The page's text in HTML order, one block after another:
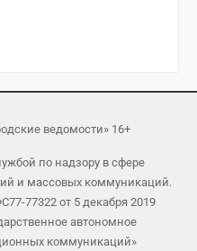
ведомости» 16+
по надзору в сфере
и массовых коммуникаций.
77322 от 5 декабря 2019
автономное
коммуникаций»